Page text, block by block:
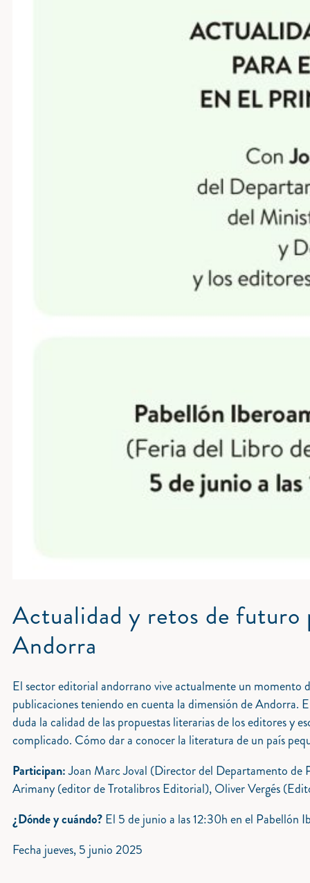
Actualidad y retos de futuro
Andorra
El sector editorial andorrano vive actualmente un
publicaciones teniendo en cuenta la dimensión de Andorra.
duda la calidad de las propuestas literarias de los editores y
complicado. Cómo dar a conocer la literatura de un país
Participan:Joan Marc Joval (Director del Departamento
Arimany (editor de Trotalibros Editorial), Oliver Vergés
¿Dónde y cuándo?El 5 de junio a las 12:30h en el Pabellón
Fecha jueves, 5 junio 2025